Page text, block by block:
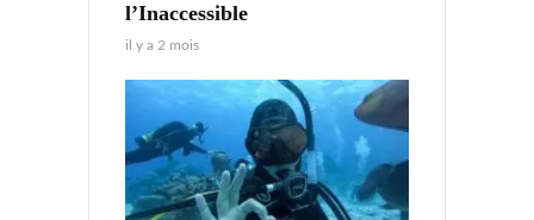
l’Inaccessible
il y a 2 mois